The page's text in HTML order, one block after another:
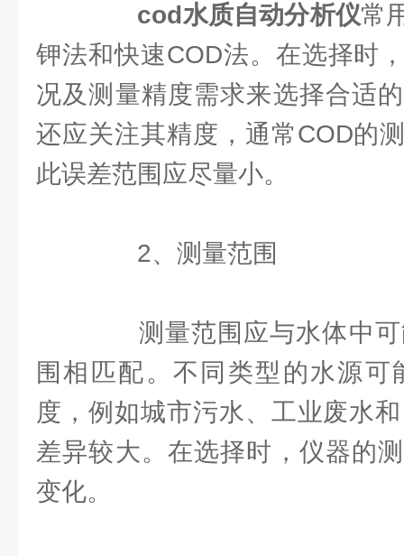
cod水质自动分析仪常
钾法和快速COD法。在选择时
况及测量精度需求来选择合适
还应关注其精度，通常COD的
此误差范围应尽量小。
2、测量范围
测量范围应与水体中可
围相匹配。不同类型的水源可
度，例如城市污水、工业废水
差异较大。在选择时，仪器的
变化。